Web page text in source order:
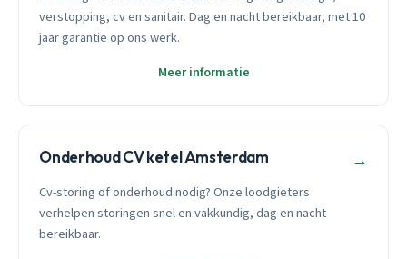
verstopping, cv en sanitair. Dag en nacht bereikbaar, met 10
jaar garantie op ons werk.
Meer informatie
Onderhoud CV ketel Amsterdam →
Cv-storing of onderhoud nodig? Onze loodgieters
verhelpen storingen snel en vakkundig, dag en nacht
bereikbaar.